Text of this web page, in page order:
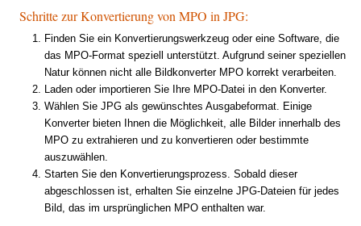
Schritte zur Konvertierung von MPO in JPG:
Finden Sie ein Konvertierungswerkzeug oder eine Software, die
das MPO-Format speziell unterstützt. Aufgrund seiner speziellen
Natur können nicht alle Bildkonverter MPO korrekt verarbeiten.
Laden oder importieren Sie Ihre MPO-Datei in den Konverter.
Wählen Sie JPG als gewünschtes Ausgabeformat. Einige
Konverter bieten Ihnen die Möglichkeit, alle Bilder innerhalb des
MPO zu extrahieren und zu konvertieren oder bestimmte
auszuwählen.
Starten Sie den Konvertierungsprozess. Sobald dieser
abgeschlossen ist, erhalten Sie einzelne JPG-Dateien für jedes
Bild, das im ursprünglichen MPO enthalten war.